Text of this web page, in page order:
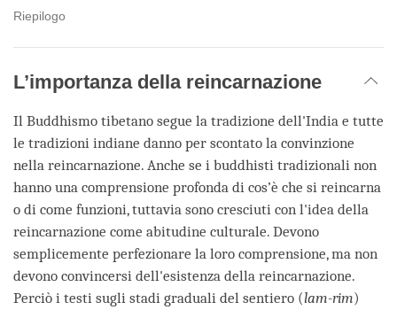
Riepilogo
L’importanza della reincarnazione
Il Buddhismo tibetano segue la tradizione dell'India e tutte
le tradizioni indiane danno per scontato la convinzione
nella reincarnazione. Anche se i buddhisti tradizionali non
hanno una comprensione profonda di cos’è che si reincarna
o di come funzioni, tuttavia sono cresciuti con l'idea della
reincarnazione come abitudine culturale. Devono
semplicemente perfezionare la loro comprensione, ma non
devono convincersi dell'esistenza della reincarnazione.
Perciò i testi sugli stadi graduali del sentiero (lam-rim)